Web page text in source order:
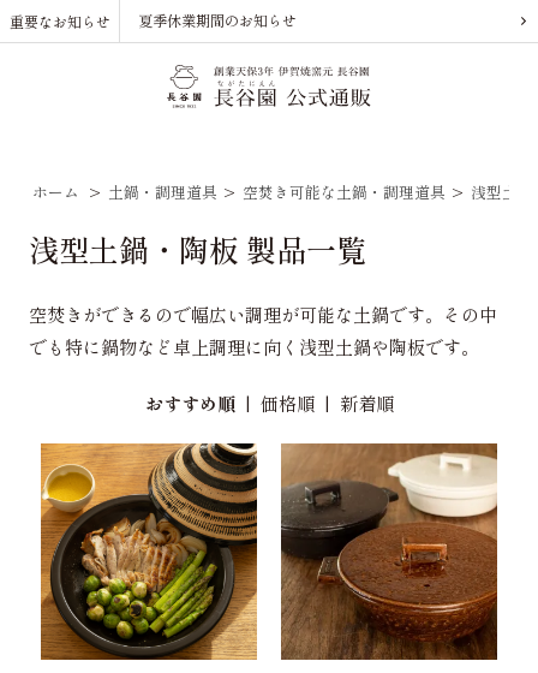
重要なお知らせ 夏季休業期間のお知らせ
ホーム > 土鍋・調理道具 > 空焚き可能な土鍋・調理道具 > 浅型土
浅型土鍋・陶板 製品一覧
空焚きができるので幅広い調理が可能な土鍋です。その中
でも特に鍋物など卓上調理に向く浅型土鍋や陶板です。
おすすめ順| 価格順| 新着順